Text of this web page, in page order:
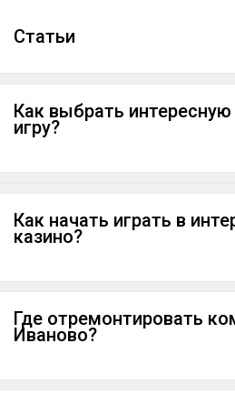
Cтатьи
Как выбрать
игру?
Как начать играть в
казино?
Где отремонтировать
Иваново?